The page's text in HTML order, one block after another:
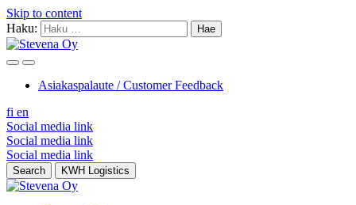
Skip to content
Haku:
Asiakaspalaute / Customer Feedback
fi en
Social media link
Social media link
Social media link
Search KWH Logistics